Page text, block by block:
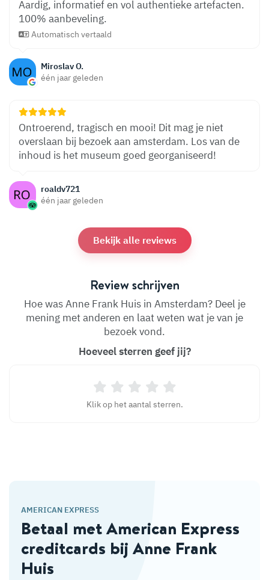
Miroslav O.
één jaar geleden
Aardig, informatief en vol authentieke artefacten.
100% aanbeveling.
Automatisch vertaald
roaldv721
één jaar geleden
Ontroerend, tragisch en mooi! Dit mag je niet
overslaan bij bezoek aan amsterdam. Los van de
inhoud is het museum goed georganiseerd!
Bekijk alle reviews
Review schrijven
Hoe was Anne Frank Huis in Amsterdam? Deel je
mening met anderen en laat weten wat je van je
bezoek vond.
Hoeveel sterren geef jij?
Klik op het aantal sterren.
AMERICAN EXPRESS
Betaal met American Express
creditcards bij Anne Frank
Huis